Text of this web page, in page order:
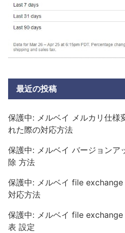
最近の投稿
保護中: メルベイ メルカリ仕様
れた際の対応方法
保護中: メルベイ バージョンア
除 方法
保護中: メルベイ file
対応方法
保護中: メルベイ file exchange
表 設定